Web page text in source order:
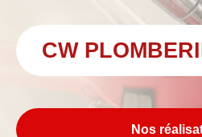
CW
Nos